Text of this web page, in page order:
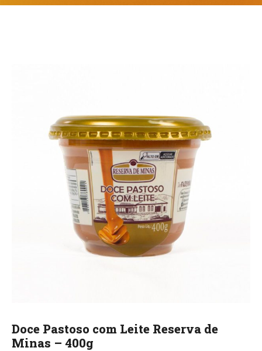
Doce Pastoso com Leite Reserva de
Minas – 400g